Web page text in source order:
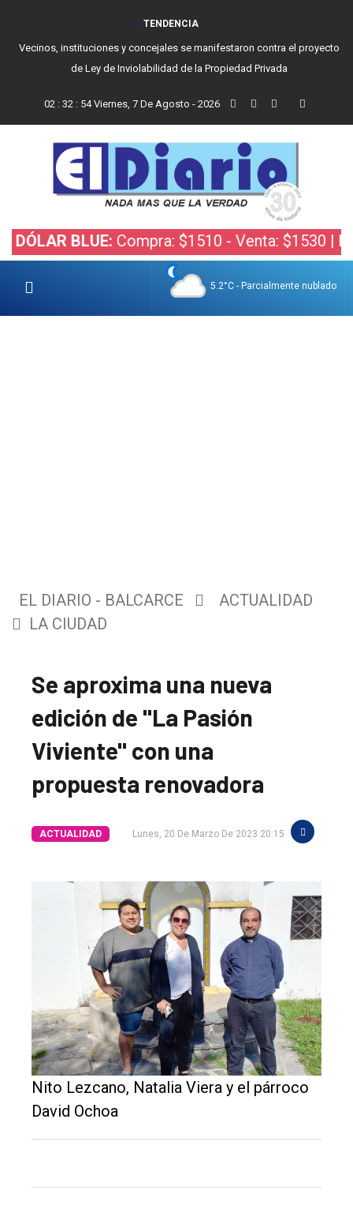
TENDENCIA
Vecinos, instituciones y concejales se manifestaron contra el proyecto
de Ley de Inviolabilidad de la Propiedad Privada
02: 32: 55 Viernes, 7 De Agosto - 2026
BLUE:Compra: $1510 - Venta: $1530 |DÓLAR
5.2°C - Parcialmente nublado
EL DIARIO - BALCARCE
ACTUALIDAD
LA CIUDAD
Se aproxima una nueva
edición de "La Pasión
Viviente" con una
propuesta renovadora
ACTUALIDAD Lunes, 20 De Marzo De 2023 20:15
Nito Lezcano, Natalia Viera y el párroco
David Ochoa